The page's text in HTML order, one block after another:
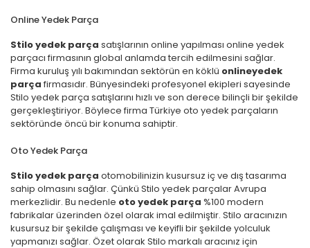
Online Yedek Parça
Stiloyedek parça satışlarının online yapılması online yedek
parçacı firmasının global anlamda tercih edilmesini sağlar.
Firma kuruluş yılı bakımından sektörün en köklü onlineyedek
parça firmasıdır. Bünyesindeki profesyonel ekipleri sayesinde
Stilo yedek parça satışlarını hızlı ve son derece bilinçli bir şekilde
gerçekleştiriyor. Böylece firma Türkiye oto yedek parçaların
sektöründe öncü bir konuma sahiptir.
Oto Yedek Parça
Stilo yedek parça otomobilinizin kusursuz iç ve dış tasarıma
sahip olmasını sağlar. Çünkü Stilo yedek parçalar Avrupa
merkezlidir. Bu nedenle oto yedek parça %100 modern
fabrikalar üzerinden özel olarak imal edilmiştir. Stilo aracınızın
kusursuz bir şekilde çalışması ve keyifli bir şekilde yolculuk
yapmanızı sağlar. Özet olarak Stilo markalı aracınız için